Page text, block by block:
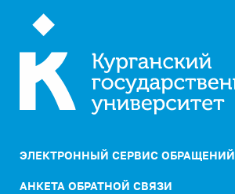
ЭЛЕКТРОННЫЙ СЕРВИС ОБРАЩЕНИЙ
АНКЕТА ОБРАТНОЙ СВЯЗИ